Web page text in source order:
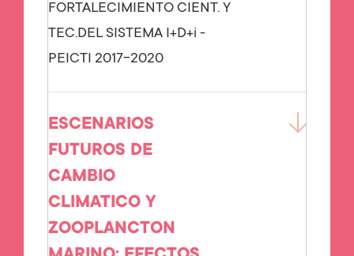
FORTALECIMIENTO CIENT. Y
TEC.DEL SISTEMA I+D+i -
PEICTI 2017-2020
ESCENARIOS
FUTUROS DE
CAMBIO
CLIMATICO Y
ZOOPLANCTON